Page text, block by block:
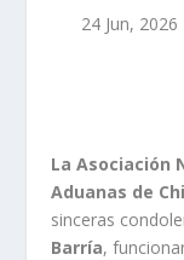
24 Jun, 2026
La Asociación
Aduanas de
sinceras
Barría,